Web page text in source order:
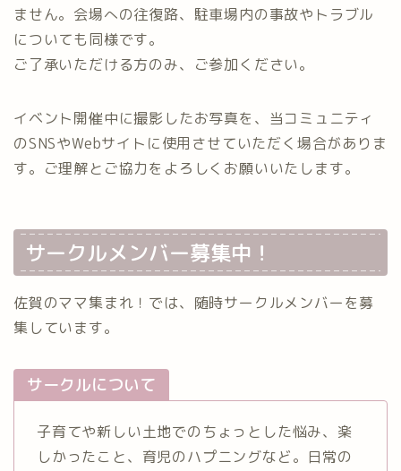
ません。会場への往復路、駐車場内の事故やトラブル
についても同様です。
ご了承いただける方のみ、ご参加ください。
イベント開催中に撮影したお写真を、当コミュニティ
のSNSやWebサイトに使用させていただく場合がありま
す。ご理解とご協力をよろしくお願いいたします。
サークルメンバー募集中！
佐賀のママ集まれ！では、随時サークルメンバーを募
集しています。
サークルについて
子育てや新しい土地でのちょっとした悩み、楽
しかったこと、育児のハプニングなど。日常の